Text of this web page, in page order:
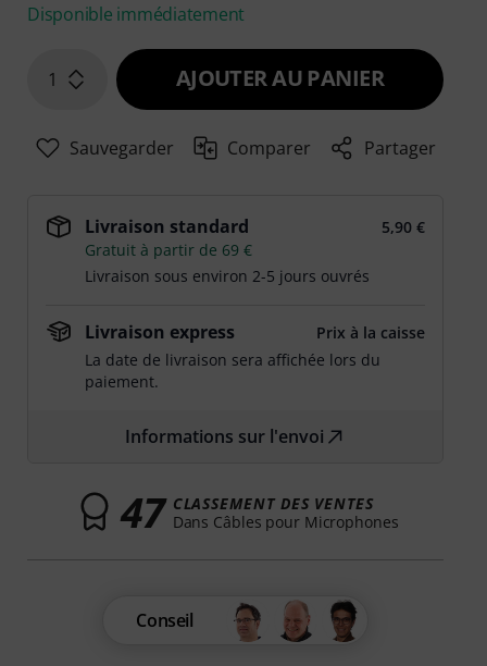
Disponible immédiatement
1 AJOUTER AU PANIER
Sauvegarder Comparer Partager
Livraison standard
5,90 €
Gratuit à partir de 69 €
Livraison sous environ 2-5 jours ouvrés
Livraison express
Prix à la caisse
La date de livraison sera affichée lors du
paiement.
Informations sur l'envoi
47 CLASSEMENT DES VENTES
Dans Câbles pour Microphones
Conseil